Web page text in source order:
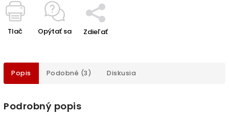
Tlač Opýtať sa Zdieľať
Popis Podobné (3) Diskusia
Podrobný popis